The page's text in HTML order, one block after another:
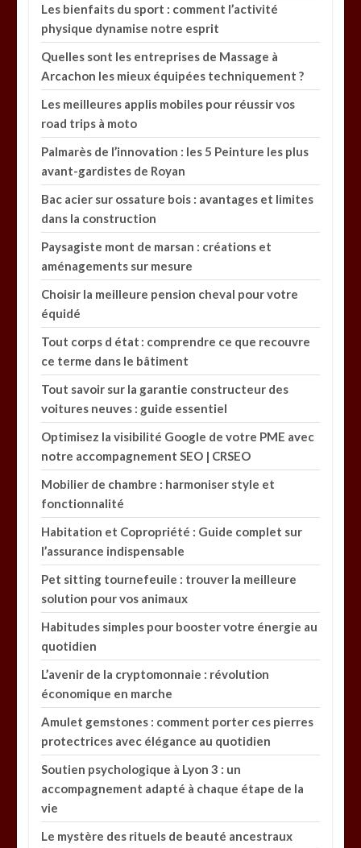
Les bienfaits du sport : comment l’activité
physique dynamise notre esprit
Quelles sont les entreprises de Massage à
Arcachon les mieux équipées techniquement ?
Les meilleures applis mobiles pour réussir vos
road trips à moto
Palmarès de l’innovation : les 5 Peinture les plus
avant-gardistes de Royan
Bac acier sur ossature bois : avantages et limites
dans la construction
Paysagiste mont de marsan : créations et
aménagements sur mesure
Choisir la meilleure pension cheval pour votre
équidé
Tout corps d état : comprendre ce que recouvre
ce terme dans le bâtiment
Tout savoir sur la garantie constructeur des
voitures neuves : guide essentiel
Optimisez la visibilité Google de votre PME avec
notre accompagnement SEO | CRSEO
Mobilier de chambre : harmoniser style et
fonctionnalité
Habitation et Copropriété : Guide complet sur
l’assurance indispensable
Pet sitting tournefeuile : trouver la meilleure
solution pour vos animaux
Habitudes simples pour booster votre énergie au
quotidien
L’avenir de la cryptomonnaie : révolution
économique en marche
Amulet gemstones : comment porter ces pierres
protectrices avec élégance au quotidien
Soutien psychologique à Lyon 3 : un
accompagnement adapté à chaque étape de la
vie
Le mystère des rituels de beauté ancestraux